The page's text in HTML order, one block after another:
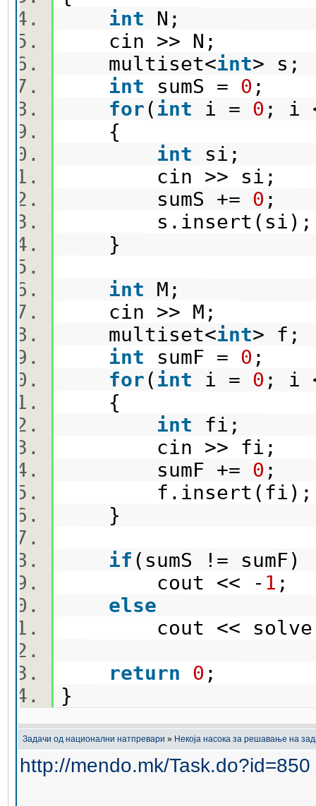
int N;
cin >> N;
multiset<int>
int sumS = 0 ;
for( int i = 0 ; i
{
int si;
cin >> si;
sumS += 0 ;
}
int M;
cin >> M;
multiset<int>
int sumF = 0 ;
for( int i = 0 ; i
{
int fi;
cin >> fi;
sumF += 0 ;
}
if (sumS !=
cout << - 1 ;
else
cout <<
return
0 ;
}
Задачи од национални натпревари » Некоја насока за решавање на
http://mendo.mk/Task.do?id=850